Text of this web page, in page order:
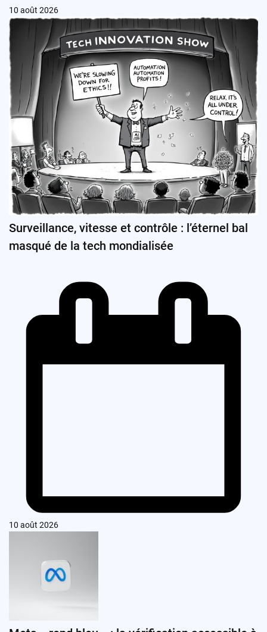
10 août 2026
Surveillance, vitesse et contrôle : l’éternel bal
masqué de la tech mondialisée
10 août 2026